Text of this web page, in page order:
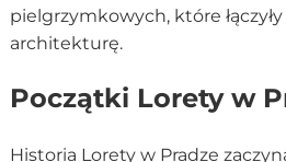
pielgrzymkowych, które
architekturę.
Początki Lorety w
Historia Lorety w Pradze